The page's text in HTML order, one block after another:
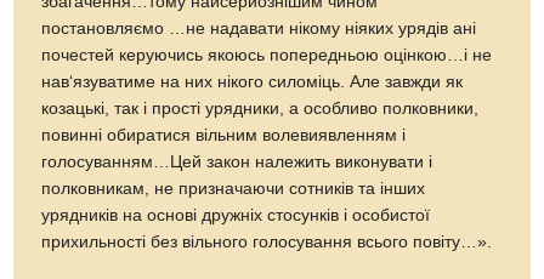
постановляємо …не надавати нікому ніяких урядів ані
почестей керуючись якоюсь попередньою оцінкою…і не
нав‘язуватиме на них нікого силоміць. Але завжди як
козацькі, так і прості урядники, а особливо полковники,
повинні обиратися вільним волевиявленням і
голосуванням…Цей закон належить виконувати і
полковникам, не призначаючи сотників та інших
урядників на основі дружніх стосунків і особистої
прихильності без вільного голосування всього повіту…».